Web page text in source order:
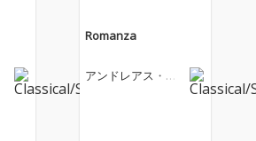
Romanza
アンドレアス・オ